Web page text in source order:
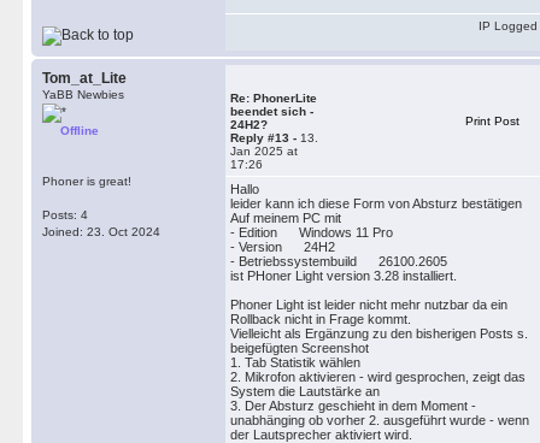
IP Logged
Tom_at_Lite
YaBB Newbies
Offline
Phoner is great!
Posts: 4
Joined: 23. Oct 2024
Re: PhonerLite
beendet sich -
24H2?
Reply #13 - 13.
Jan 2025 at
17:26
Print Post
Hallo
leider kann ich diese Form von Absturz bestätigen
Auf meinem PC mit
- Edition Windows 11 Pro
- Version 24H2
- Betriebssystembuild 26100.2605
ist PHoner Light version 3.28 installiert.
Phoner Light ist leider nicht mehr nutzbar da ein
Rollback nicht in Frage kommt.
Vielleicht als Ergänzung zu den bisherigen Posts s.
beigefügten Screenshot
1. Tab Statistik wählen
2. Mikrofon aktivieren - wird gesprochen, zeigt das
System die Lautstärke an
3. Der Absturz geschieht in dem Moment -
unabhänging ob vorher 2. ausgeführt wurde - wenn
der Lautsprecher aktiviert wird.